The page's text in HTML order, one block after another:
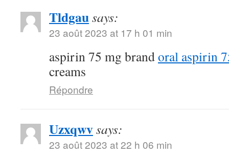
Tldgausays:
23 août 2023 at 17 h 01 min
aspirin 75 mg brandoral aspirin
creams
Répondre
Uzxqwvsays:
23 août 2023 at 22 h 06 min